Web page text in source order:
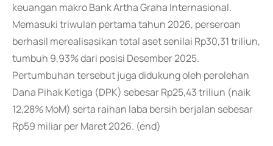
keuangan makro Bank Artha Graha Internasional.
Memasuki triwulan pertama tahun 2026, perseroan
berhasil merealisasikan total aset senilai Rp30,31 triliun,
tumbuh 9,93% dari posisi Desember 2025.
Pertumbuhan tersebut juga didukung oleh perolehan
Dana Pihak Ketiga (DPK) sebesar Rp25,43 triliun (naik
12,28% MoM) serta raihan laba bersih berjalan sebesar
Rp59 miliar per Maret 2026. (end)